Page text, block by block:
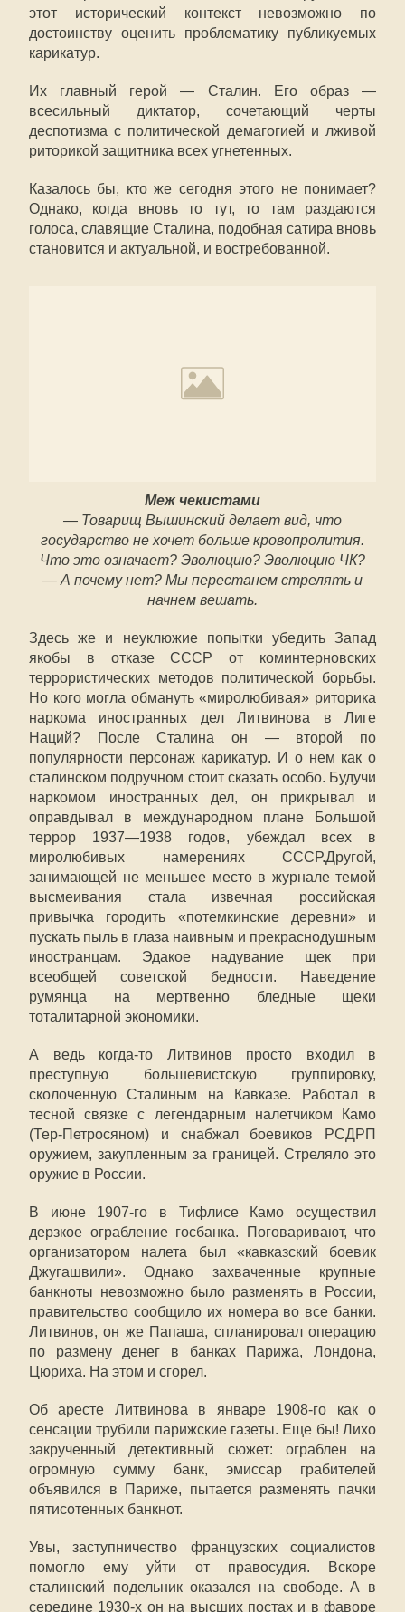
этот исторический контекст невозможно по
достоинству оценить проблематику публикуемых
карикатур.
Их главный герой — Сталин. Его образ —
всесильный диктатор, сочетающий черты
деспотизма с политической демагогией и лживой
риторикой защитника всех угнетенных.
Казалось бы, кто же сегодня этого не понимает?
Однако, когда вновь то тут, то там раздаются
голоса, славящие Сталина, подобная сатира вновь
становится и актуальной, и востребованной.
Меж чекистами
— Товарищ Вышинский делает вид, что
государство не хочет больше кровопролития.
Что это означает? Эволюцию? Эволюцию ЧК?
— А почему нет? Мы перестанем стрелять и
начнем вешать.
Здесь же и неуклюжие попытки убедить Запад
якобы в отказе СССР от коминтерновских
террористических методов политической борьбы.
Но кого могла обмануть «миролюбивая» риторика
наркома иностранных дел Литвинова в Лиге
Наций? После Сталина он — второй по
популярности персонаж карикатур. И о нем как о
сталинском подручном стоит сказать особо. Будучи
наркомом иностранных дел, он прикрывал и
оправдывал в международном плане Большой
террор 1937—1938 годов, убеждал всех в
миролюбивых намерениях СССР.Другой,
занимающей не меньшее место в журнале темой
высмеивания стала извечная российская
привычка городить «потемкинские деревни» и
пускать пыль в глаза наивным и прекраснодушным
иностранцам. Эдакое надувание щек при
всеобщей советской бедности. Наведение
румянца на мертвенно бледные щеки
тоталитарной экономики.
А ведь когда-то Литвинов просто входил в
преступную большевистскую группировку,
сколоченную Сталиным на Кавказе. Работал в
тесной связке с легендарным налетчиком Камо
(Тер-Петросяном) и снабжал боевиков РСДРП
оружием, закупленным за границей. Стреляло это
оружие в России.
В июне 1907-го в Тифлисе Камо осуществил
дерзкое ограбление госбанка. Поговаривают, что
организатором налета был «кавказский боевик
Джугашвили». Однако захваченные крупные
банкноты невозможно было разменять в России,
правительство сообщило их номера во все банки.
Литвинов, он же Папаша, спланировал операцию
по размену денег в банках Парижа, Лондона,
Цюриха. На этом и сгорел.
Об аресте Литвинова в январе 1908-го как о
сенсации трубили парижские газеты. Еще бы! Лихо
закрученный детективный сюжет: ограблен на
огромную сумму банк, эмиссар грабителей
объявился в Париже, пытается разменять пачки
пятисотенных банкнот.
Увы, заступничество французских социалистов
помогло ему уйти от правосудия. Вскоре
сталинский подельник оказался на свободе. А в
середине 1930-х он на высших постах и в фаворе